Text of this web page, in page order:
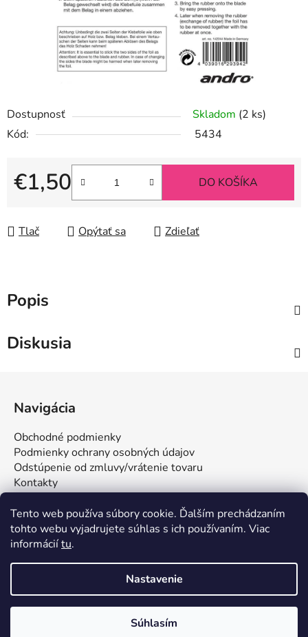
Tento web používa súbory cookie. Ďalším prechádzaním
tohto webu vyjadrujete súhlas s ich používaním. Viac
informáciítu.
Nastavenie
Súhlasím
Dostupnosť Skladom (2 ks)
Kód:
5434
€1,50
Jednotková cena:
DO KOŠÍKA
Tlač Opýtať sa Zdieľať
Popis
Diskusia
e
Navigácia
Obchodné podmienky
Podmienky ochrany osobných údajov
Odstúpenie od zmluvy/vrátenie tovaru
Kontakty
Vytvoril Shoptet
FUNSTAR s.r.o. | Všetko pre stolný